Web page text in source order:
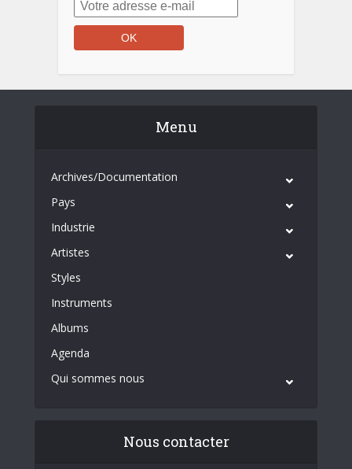
Menu
Archives/Documentation
Pays
Industrie
Artistes
Styles
Instruments
Albums
Agenda
Qui sommes nous
Nous contacter